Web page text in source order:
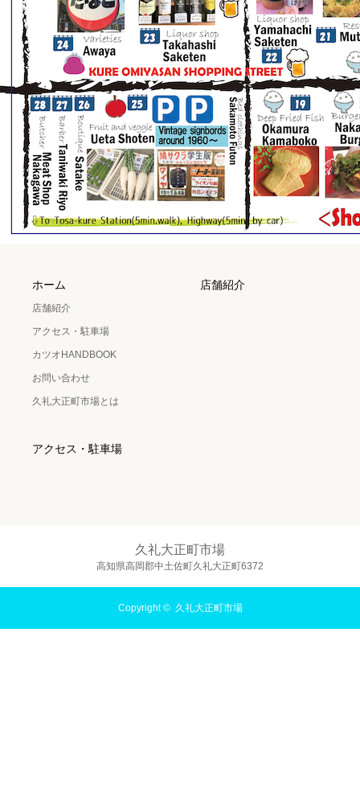
ホーム
店舗紹介
アクセス・駐車場
カツオHANDBOOK
お問い合わせ
久礼大正町市場とは
店舗紹介
アクセス・駐車場
久礼大正町市場
高知県高岡郡中土佐町久礼大正町6372
Copyright © 久礼大正町市場